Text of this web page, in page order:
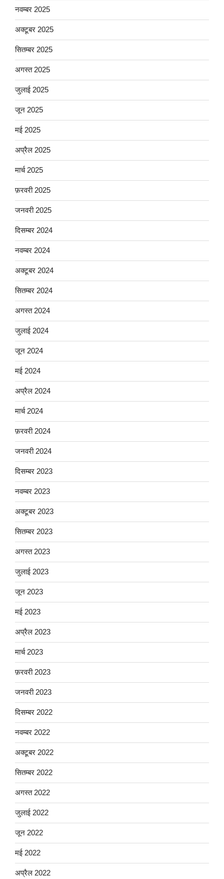
नवम्बर 2025
अक्टूबर 2025
सितम्बर 2025
अगस्त 2025
जुलाई 2025
जून 2025
मई 2025
अप्रैल 2025
मार्च 2025
फ़रवरी 2025
जनवरी 2025
दिसम्बर 2024
नवम्बर 2024
अक्टूबर 2024
सितम्बर 2024
अगस्त 2024
जुलाई 2024
जून 2024
मई 2024
अप्रैल 2024
मार्च 2024
फ़रवरी 2024
जनवरी 2024
दिसम्बर 2023
नवम्बर 2023
अक्टूबर 2023
सितम्बर 2023
अगस्त 2023
जुलाई 2023
जून 2023
मई 2023
अप्रैल 2023
मार्च 2023
फ़रवरी 2023
जनवरी 2023
दिसम्बर 2022
नवम्बर 2022
अक्टूबर 2022
सितम्बर 2022
अगस्त 2022
जुलाई 2022
जून 2022
मई 2022
अप्रैल 2022